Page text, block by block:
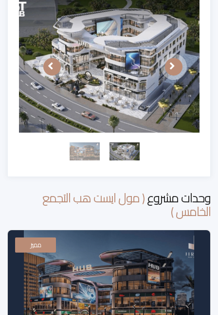
وحدات مشروع( مول ايست هب التجمع
الخامس )
مميز